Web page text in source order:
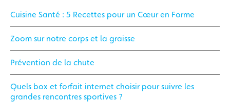
Cuisine Santé : 5 Recettes pour un Cœur en Forme
Zoom sur notre corps et la graisse
Prévention de la chute
Quels box et forfait internet choisir pour suivre les
grandes rencontres sportives ?